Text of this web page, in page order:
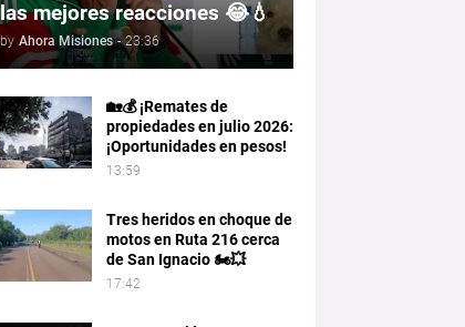
las mejores reacciones 😂💧
by Ahora Misiones - 23:36
🏡💰 ¡Remates de
propiedades en julio 2026:
¡Oportunidades en pesos!
13:59
Tres heridos en choque de
motos en Ruta 216 cerca
de San Ignacio 🏍️💥
17:42